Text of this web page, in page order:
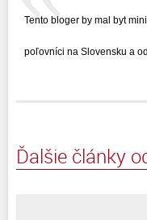
Tento bloger by mal byt
poľovníci na Slovensku a
Ďalšie články